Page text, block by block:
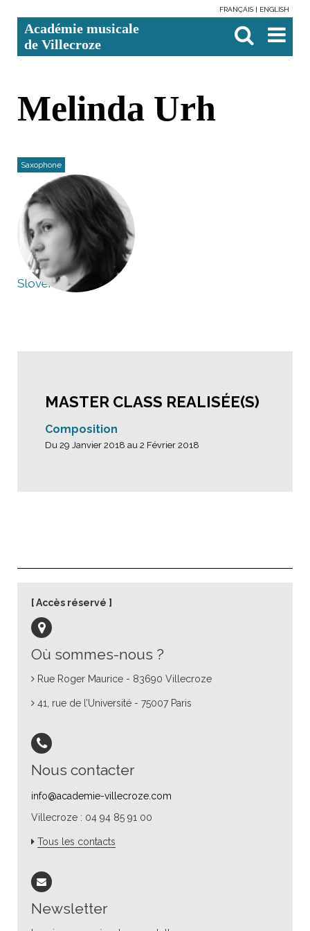
contenu.
Aller
à
personnels
FRANÇAIS ENGLISH
Académie musicale
de Villecroze

avancée…
Melinda Urh
Saxophone
Slovénie
MASTER CLASS REALISÉE(S)
Composition
Du 29 Janvier 2018 au 2 Février 2018
Où sommes-nous ?
Rue Roger Maurice - 83690 Villecroze
41, rue de l’Université - 75007 Paris
Nous contacter
info@academie-villecroze.com
Villecroze : 04 94 85 91 00
Tous les contacts
Newsletter
Accès réservé